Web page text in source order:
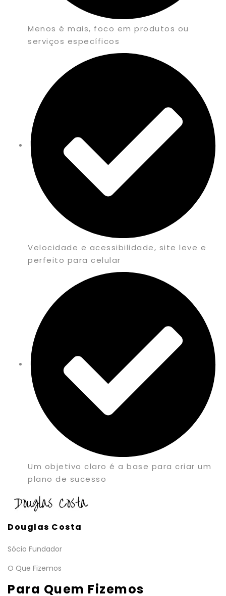
Menos é mais, foco em produtos ou
serviços específicos
Velocidade e acessibilidade, site leve e
perfeito para celular
Um objetivo claro é a base para criar um
plano de sucesso
Douglas Costa
Sócio Fundador
O Que Fizemos
Para Quem Fizemos